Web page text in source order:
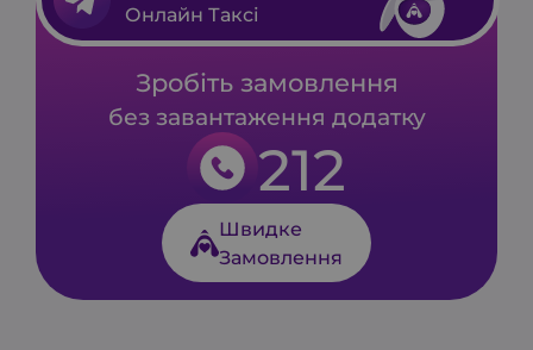
Зробіть замовлення
без завантаження додатку
212
Швидке
Замовлення
Онлайн Таксі